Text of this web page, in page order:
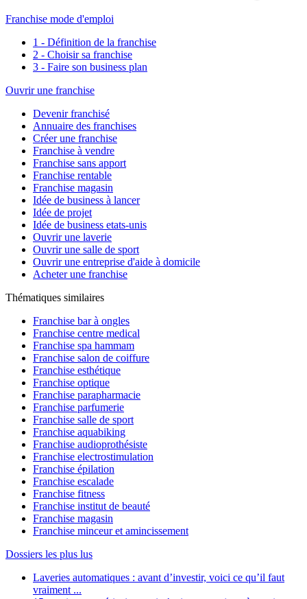
Franchise mode d'emploi
1 - Définition de la franchise
2 - Choisir sa franchise
3 - Faire son business plan
Ouvrir une franchise
Devenir franchisé
Annuaire des franchises
Créer une franchise
Franchise à vendre
Franchise sans apport
Franchise rentable
Franchise magasin
Idée de business à lancer
Idée de projet
Idée de business etats-unis
Ouvrir une laverie
Ouvrir une salle de sport
Ouvrir une entreprise d'aide à domicile
Acheter une franchise
Thématiques similaires
Franchise bar à ongles
Franchise centre medical
Franchise spa hammam
Franchise salon de coiffure
Franchise esthétique
Franchise optique
Franchise parapharmacie
Franchise parfumerie
Franchise salle de sport
Franchise aquabiking
Franchise audioprothésiste
Franchise electrostimulation
Franchise épilation
Franchise escalade
Franchise fitness
Franchise institut de beauté
Franchise magasin
Franchise minceur et amincissement
Dossiers les plus lus
Laveries automatiques : avant d’investir, voici ce qu’il faut
vraiment ...